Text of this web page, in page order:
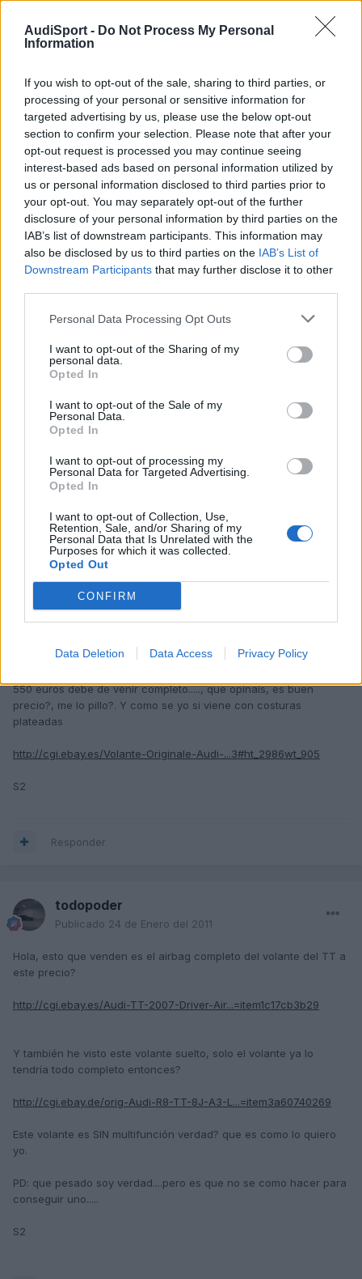
AudiSport - Do Not Process My Personal
Information
If you wish to opt-out of the sale, sharing to third parties, or
processing of your personal or sensitive information for
targeted advertising by us, please use the below opt-out
section to confirm your selection. Please note that after your
opt-out request is processed you may continue seeing
interest-based ads based on personal information utilized by
us or personal information disclosed to third parties prior to
your opt-out. You may separately opt-out of the further
disclosure of your personal information by third parties on the
IAB’s list of downstream participants. This information may
also be disclosed by us to third parties on the IAB’s List of
Downstream Participants that may further disclose it to other
Personal Data Processing Opt Outs
I want to opt-out of the Sharing of my
personal data.
Opted In
I want to opt-out of the Sale of my
Personal Data.
Opted In
I want to opt-out of processing my
Personal Data for Targeted Advertising.
Opted In
I want to opt-out of Collection, Use,
Retention, Sale, and/or Sharing of my
Personal Data that Is Unrelated with the
Purposes for which it was collected.
Opted Out
CONFIRM
Data Deletion Data Access Privacy Policy
suelto tiene que cumplir algún requisito en cuanto a referenciasn
el airbag, o cualquier volante achatado vale para cualquier
gracias por el consejo
Responder
todopoder
Publicado 23 de Enero del 2011
Mirar esto, lo vi hace tiempo. Como sabeis quiero un volante del
TT SIN multifunción y con airbag y con costuras blancas..
caracteríticas pone creo que no tiene airbag, pero el precio de
precio?, me lo pillo?. Y como se yo si viene con costuras
plateadas
http://cgi.ebay.es/Volante-Originale-Audi-...3#ht_2986wt_905
Responder
todopoder
Mirar esto, lo vi hace tiempo. Como sabeis quiero un volante del
TT SIN multifunción y con airbag y con costuras blancas..
Este que os muestro ¿está completo?, porque en las
550 euros debe de venir completo....., que opinais, es buen
precio?, me lo pillo?. Y como se yo si viene con costuras
plateadas
http://cgi.ebay.es/Volante-Originale-Audi-...3#ht_2986wt_905
S2
Responder
todopoder
Publicado 24 de Enero del 2011
Hola, esto que venden es el airbag completo del volante del TT a
este precio?
http://cgi.ebay.es/Audi-TT-2007-Driver-Air...=item1c17cb3b29
Y también he visto este volante suelto, solo el volante ya lo
tendría todo completo entonces?
http://cgi.ebay.de/orig-Audi-R8-TT-8J-A3-L...=item3a60740269
Este volante es SIN multifunción verdad? que es como lo quiero
yo.
PD: que pesado soy verdad....pero es que no se como hacer para
conseguir uno.....
S2